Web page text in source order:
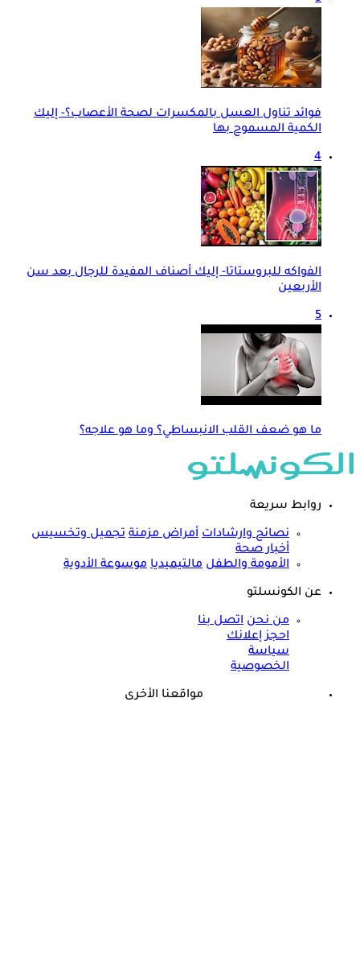
فوائد تناول العسل بالمكسرات لصحة الأعصاب؟- إليك
الكمية المسموح بها
4
الفواكه للبروستاتا- إليك أصناف المفيدة للرجال بعد سن
الأربعين
5
ما هو ضعف القلب الانبساطي؟ وما هو علاجه؟
روابط سريعة
نصائح وارشادات أمراض مزمنة تجميل وتخسيس
أخبار صحة
الأمومة والطفل مالتيميديا موسوعة الأدوية
عن الكونسلتو
من نحن اتصل بنا
احجز إعلانك
سياسة
الخصوصية
مواقعنا الأخرى